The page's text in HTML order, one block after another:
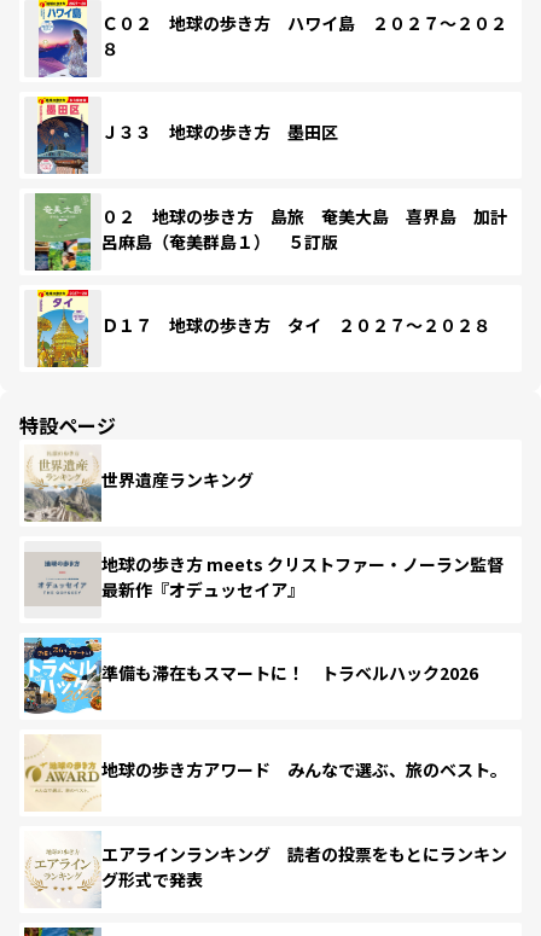
Ｃ０２ 地球の歩き方 ハワイ島 ２０２７～２０２
８
Ｊ３３ 地球の歩き方 墨田区
０２ 地球の歩き方 島旅 奄美大島 喜界島 加計
呂麻島（奄美群島１） ５訂版
Ｄ１７ 地球の歩き方 タイ ２０２７～２０２８
特設ページ
世界遺産ランキング
地球の歩き方 meets クリストファー・ノーラン監督
最新作『オデュッセイア』
準備も滞在もスマートに！ トラベルハック2026
地球の歩き方アワード みんなで選ぶ、旅のベスト。
エアラインランキング 読者の投票をもとにランキン
グ形式で発表